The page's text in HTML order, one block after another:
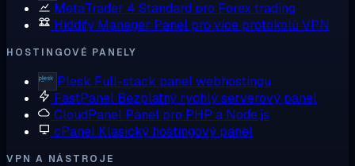
MetaTrader 4 Standard pro Forex trading
Hiddify Manager Panel pro více protokolů VPN
HOSTINGOVÉ PANELY
Plesk Full-stack panel webhostingu
FastPanel Bezplatný rychlý serverový panel
CloudPanel Panel pro PHP a Node.js
cPanel Klasický hostingový panel
VPN A NÁSTROJE